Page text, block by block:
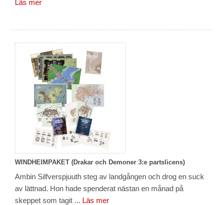
Läs mer
WINDHEIMPAKET (Drakar och Demoner 3:e partslicens)
Ambin Silfverspjuuth steg av landgången och drog en suck
av lättnad. Hon hade spenderat nästan en månad på
skeppet som tagit ... Läs mer